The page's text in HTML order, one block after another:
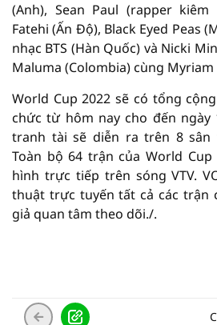
(Anh), Sean Paul (rapper kiêm
Fatehi (Ấn Độ), Black Eyed Peas
nhạc BTS (Hàn Quốc) và Nicki
Maluma (Colombia) cùng Myriam
World Cup 2022 sẽ có tổng
chức từ hôm nay cho đến ngày
tranh tài sẽ diễn ra trên 8 sân
Toàn bộ 64 trận của World
hình trực tiếp trên sóng VTV.
thuật trực tuyến tất cả các trận
giả quan tâm theo dõi./.